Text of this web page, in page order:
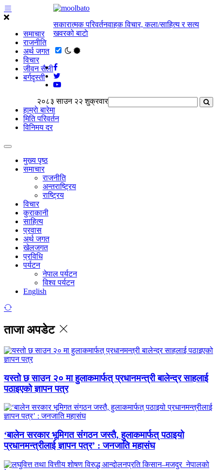
समाचार
राजनीति
अर्थ जगत
विचार
जीवन सैली
बर्गदृस्ती
सकारात्मक परिवर्तनवाहक विचार, कला/साहित्य र सत्य
खवरको बाटाे
२०८३ साउन २२ शुक्रवार
हाम्राे बारेमा
मिति परिवर्तन
विनिमय दर
मुख्य पृष्ठ
समाचार
राजनीति
अन्तराष्ट्रिय
राष्ट्रिय
विचार
कुराकानी
साहित्य
प्रवास
अर्थ जगत
खेलजगत
प्रविधि
पर्यटन
नेपाल पर्यटन
विश्व पर्यटन
English
ताजा अपडेट
यस्तो छ साउन २० मा हुलाकमार्फत् प्रधानमन्त्री बालेन्द्र साहलाई
पठाइएको ज्ञापन पत्र
‘बालेन सरकार भूमिगत संगठन जस्तै, हुलाकमार्फत् पठाइयो
प्रधानमन्त्रीलाई ज्ञापन पत्र’ : जनजाति महासंघ